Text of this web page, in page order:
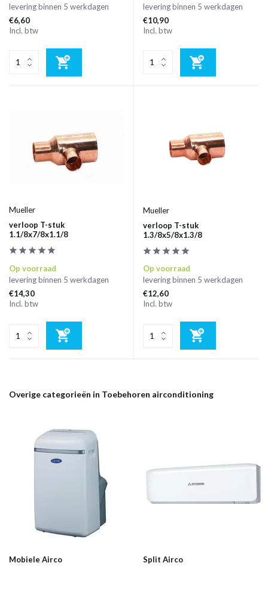
levering binnen 5 werkdagen
€6,60
Incl. btw
levering binnen 5 werkdagen
€10,90
Incl. btw
Mueller
verloop T-stuk
1.1/8x7/8x1.1/8
Op voorraad
levering binnen 5 werkdagen
€14,30
Incl. btw
Mueller
verloop T-stuk
1.3/8x5/8x1.3/8
Op voorraad
levering binnen 5 werkdagen
€12,60
Incl. btw
Overige categorieën in Toebehoren airconditioning
Mobiele Airco Split Airco